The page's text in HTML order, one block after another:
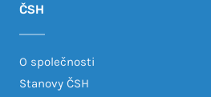
ČSH
O společnosti
Stanovy ČSH